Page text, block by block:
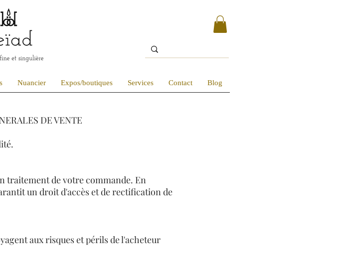
Nuancier Expos/boutiques Services Contact Blog
DE VENTE
traitement de votre commande. En
un droit d'accès et de rectification de
aux risques et périls de l'acheteur